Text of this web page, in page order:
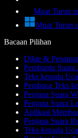
Muat Turun
Muat Turun
Bacaan Pilihan
Dikte &
Pembantu Suara
Teks kepada
Pembaca Teks
Penjana Suara
Penjana Suara
Aplikasi
Penjana Suara
Teks kepada